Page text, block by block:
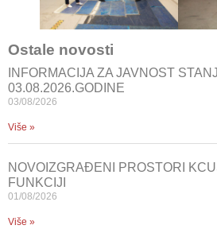
Ostale novosti
INFORMACIJA ZA JAVNOST
03.08.2026.GODINE
03/08/2026
Više »
NOVOIZGRAĐENI PROSTORI
FUNKCIJI
01/08/2026
Više »